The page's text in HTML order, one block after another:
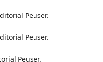
Peuser.
Peuser.
Peuser.